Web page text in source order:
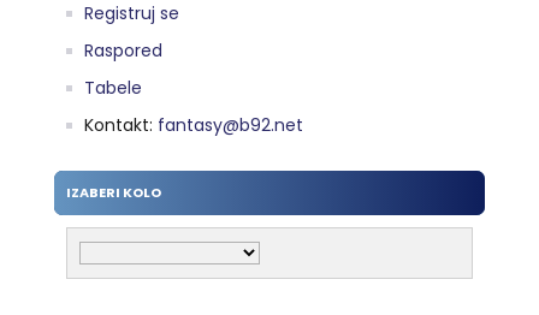
Registruj se
Raspored
Tabele
Kontakt: fantasy@b92.net
IZABERI KOLO